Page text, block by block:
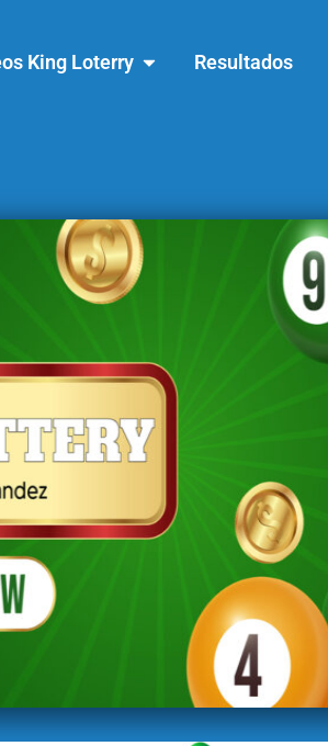
King Loterry Resultados